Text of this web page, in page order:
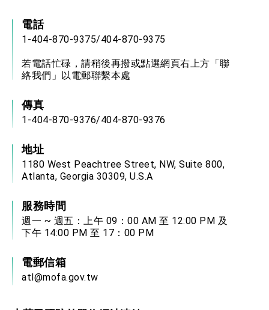
電話
1-404-870-9375/404-870-9375
若電話忙碌，請稍後再撥或點選網頁右上方「聯
絡我們」以電郵聯繫本處
傳真
1-404-870-9376/404-870-9376
地址
1180 West Peachtree Street, NW, Suite 800,
Atlanta, Georgia 30309, U.S.A
服務時間
週一 ~ 週五：上午 09：00 AM 至 12:00 PM 及
下午 14:00 PM 至 17：00 PM
電郵信箱
atl@mofa.gov.tw